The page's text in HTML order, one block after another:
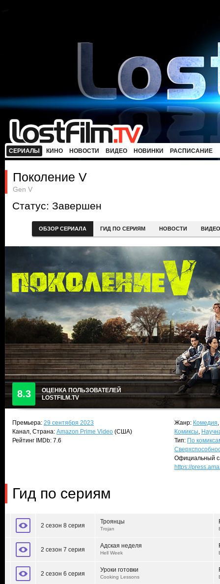
СЕРИАЛЫ КИНО НОВОСТИ ВИДЕО НОВИНКИ РАСПИСАНИЕ
Поколение V
Gen V
Статус: Завершен
ОБЗОР СЕРИАЛА ГИД ПО СЕРИЯМ НОВОСТИ ВИДЕО
8.3
ОЦЕНКА ПОЛЬЗОВАТЕЛЕЙ
LOSTFILM.TV
Премьера: 29 сентября 2023
Канал, Страна: Amazon Prime Video (США)
Рейтинг IMDb: 7.6
Жанр: Комедия,
Комиксы,
Тип: По
Официальный
https://
Гид по сериям
2 сезон 8 серия
Троянцы
Trojan
2 сезон 7 серия
Адская неделя
Hell Week
2 сезон 6 серия
Уроки готовки
Cooking Lessons